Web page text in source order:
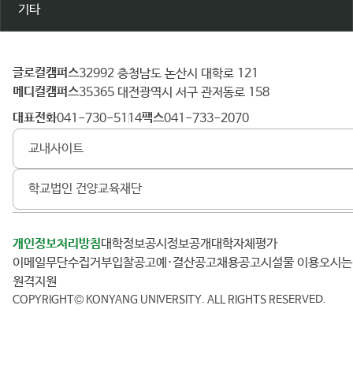
기타
건
양
대
학
글로컬캠퍼스 32992 충청남도 논산시 대학로 121
메디컬캠퍼스 35365 대전광역시 서구 관저동로 158
대표전화 041-730-5114 팩스 041-733-2070
교내사이트
학교법인 건양교육재단
개인정보처리방침 대학정보공시 정보공개
대학자체평가
이메일무단수집거부
입찰공고 예·결산공고 채용공고 시설물 이용
오시
원격지원
COPYRIGHT© KONYANG UNIVERSITY. ALL RIGHTS RESERVED.